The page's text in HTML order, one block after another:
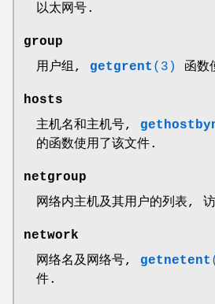
以太网号.
group
用户组, getgrent (3) 函数
hosts
主机名和主机号,
的函数使用了该文件.
netgroup
网络内主机及其用户的列表,
network
网络名及网络号, getnetent
件.